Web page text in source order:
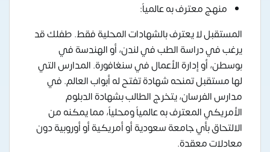
منهج معترف به عالمياً:
المستقبل لا يعترف بالشهادات المحلية فقط. طفلك قد
يرغب في دراسة الطب في لندن، أو الهندسة في
بوسطن، أو إدارة الأعمال في سنغافورة. المدارس التي
لها مستقبل تمنحه شهادة تفتح له أبواب العالم. في
مدارس الفرسان، يتخرج الطالب بشهادة الدبلوم
الأمريكي المعترف به عالمياً ومحلياً، مما يمكنه من
الالتحاق بأي جامعة سعودية أو أمريكية أو أوروبية دون
معادلات معقدة.